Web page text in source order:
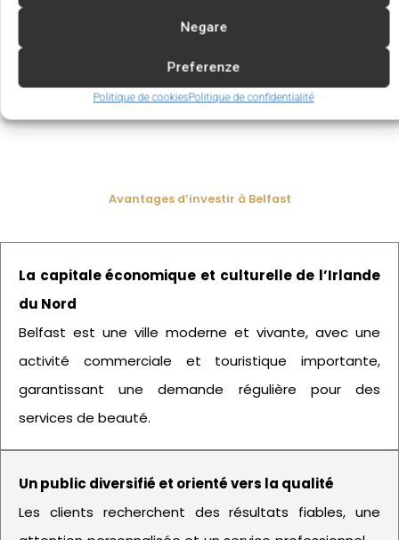
Negare
Preferenze
Politique de cookiesPolitique de confidentialité
l’approvisionnement direct en produits premium.
Tout est conçu pour optimiser la performance
du salon et maximiser ses résultats.
Avantages d’investir à Belfast
La capitale économique et culturelle de l’Irlande
du Nord
Belfast est une ville moderne et vivante, avec une
activité commerciale et touristique importante,
garantissant une demande régulière pour des
services de beauté.
Un public diversifié et orienté vers la qualité
Les clients recherchent des résultats fiables, une